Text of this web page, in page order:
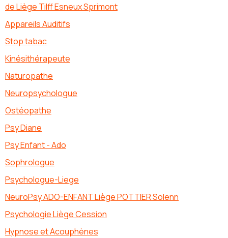
de Liège Tilff Esneux Sprimont
Appareils Auditifs
Stop tabac
Kinésithérapeute
Naturopathe
Neuropsychologue
Ostéopathe
Psy Diane
Psy Enfant - Ado
Sophrologue
Psychologue-Liege
NeuroPsy ADO-ENFANT Liège POTTIER Solenn
Psychologie Liège Cession
Hypnose et Acouphènes